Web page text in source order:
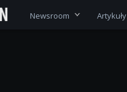
Newsroom Artykuły